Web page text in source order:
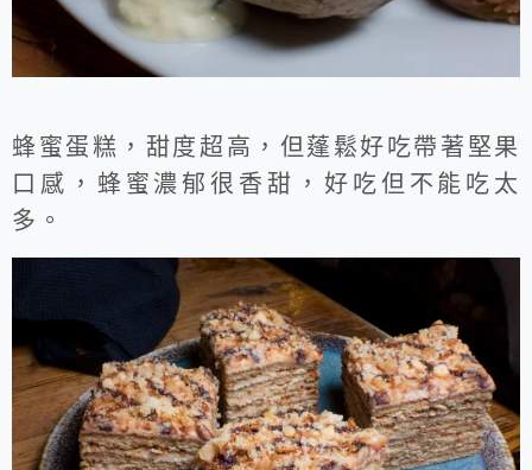
蜂蜜蛋糕，甜度超高，但蓬鬆好吃帶著堅果
口感，蜂蜜濃郁很香甜，好吃但不能吃太
多。